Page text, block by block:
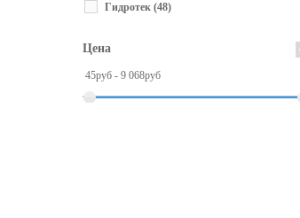
Гидротек (48)
Цена
45руб - 9 068руб